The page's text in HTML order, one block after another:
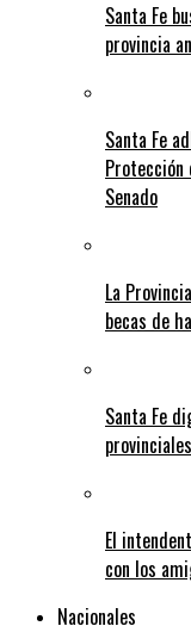
Santa Fe
provincia
Santa Fe
Protección
Senado
La
becas de
Santa Fe
El
con los
Nacionales